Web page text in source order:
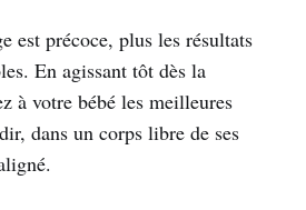
est précoce, plus les résultats
En agissant tôt dès la
à votre bébé les meilleures
dans un corps libre de ses